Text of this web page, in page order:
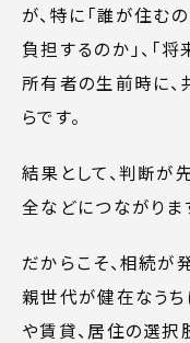
が、特に「誰が住む
負担するのか」、「
所有者の生前時に
らです。
結果として、判断が
全などにつながりま
だからこそ、相続が
親世代が健在なう
や賃貸、居住の選択